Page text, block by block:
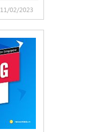
11/02/2023